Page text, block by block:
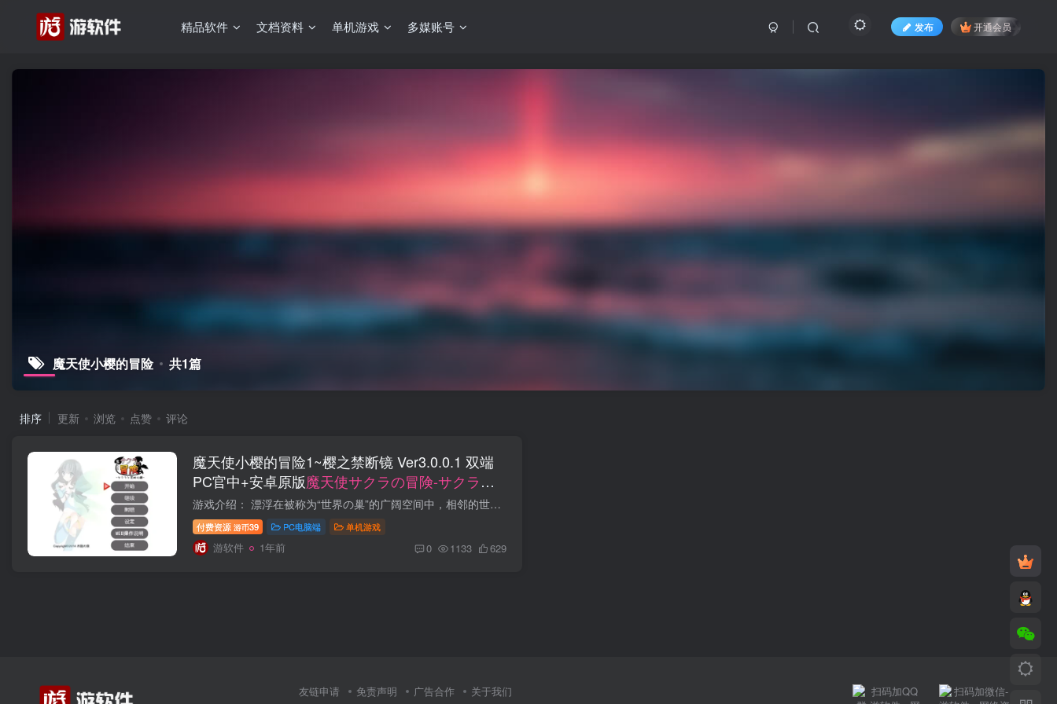
精品软件 文档资料 单机游戏 多媒账号 发布 开通会员
魔天使小樱的冒险 共1篇
排序 更新 浏览 点赞 评论
魔天使小樱的冒险1~樱之禁断镜 Ver3.0.0.1 双端
PC官中+安卓原版魔天使サクラの冒険-サクラと
禁断の鏡-
游戏介绍： 漂浮在被称为“世界の巢”的广阔空间中，相邻的世界“天界”和“魔界”。虽然两个世界是用“门”连接起来的，但是满足各自世界的“天素”被称为“魔素”的物质，因为侵蚀了彼此的居...
付费资源 游币39 PC电脑端 单机游戏
游软件 1年前 0 1133 629
友链申请 免责声明 广告合作 关于我们